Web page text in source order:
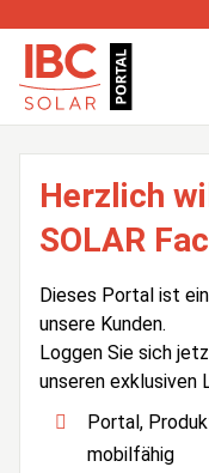
Herzlich
SOLAR
Dieses Portal ist
unsere Kunden.
Loggen Sie sich
unseren exklusiven
Portal,
mobilfähig